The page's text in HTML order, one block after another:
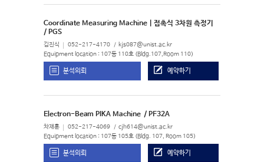
Coordinate Measuring Machine | 접촉식 3차원 측정기
/ PGS
김진식 052-217-4170 kjs087@unist.ac.kr
Equipment location : 107동 110호 (Bldg.107,Room 110)
분석의뢰 예약하기
Electron-Beam PIKA Machine / PF32A
차재훈 052-217-4069 cjh614@unist.ac.kr
Equipment location : 107동 105호 (Bldg. 107, Room 105)
분석의뢰 예약하기